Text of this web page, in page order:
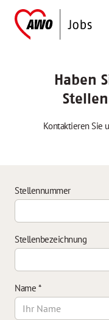
Haben
Kontaktieren Sie
Stellennummer
Stellenbezeichnung
Name *